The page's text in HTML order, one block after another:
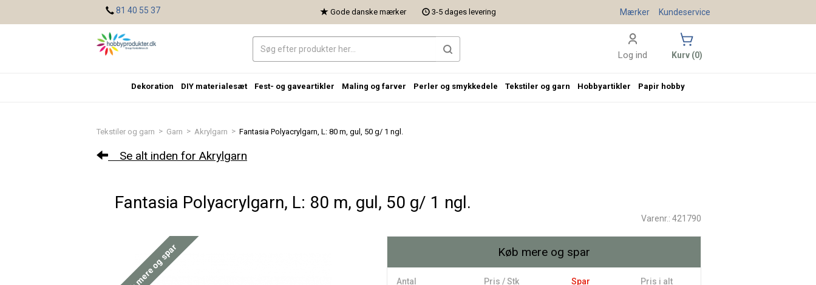
Tekstiler og garn > Garn > Akrylgarn > Fantasia Polyacrylgarn, L: 80 m, gul, 50 g/ 1 ngl.
Se alt inden for Akrylgarn
Fantasia Polyacrylgarn, L: 80 m, gul, 50 g/ 1 ngl.
Varenr.: 421790
Køb mere og spar Køb mere og spar
Antal Pris / Stk Spar Pris i alt
81 40 55 37 Gode danske mærker 3-5 dages levering Kundeservice
Mærker
Log ind Kurv (0)
Dekoration DIY materialesæt Fest- og gaveartikler Maling og farver Perler og smykkedele Tekstiler og garn Hobbyartikler Papir hobby